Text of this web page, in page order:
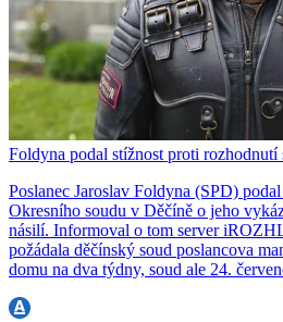
Foldyna podal stížnost proti
Poslanec Jaroslav Foldyna (SPD)
Okresního soudu v Děčíně o jeho
násilí. Informoval o tom server
požádala děčínský soud poslancova
domu na dva týdny, soud ale 24.